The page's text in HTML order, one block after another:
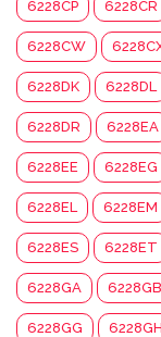
6228CP 6228CR
6228CW
6228DK 6228DL
6228DR 6228EA
6228EE 6228EG
6228EL 6228EM
6228ES 6228ET
6228GA 6228GB
6228GG 6228GH